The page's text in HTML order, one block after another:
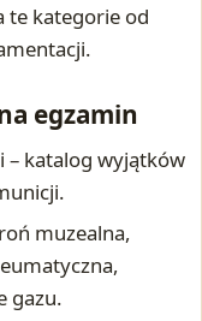
te kategorie od
egzamin
– katalog wyjątków
muzealna,
gazu.